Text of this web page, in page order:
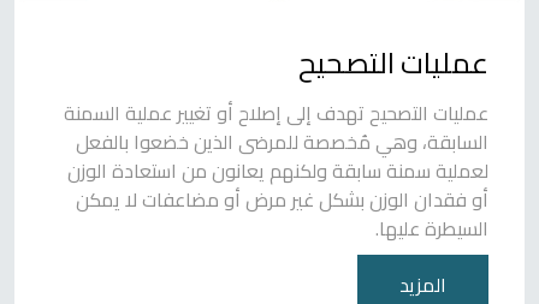
عمليات التصحيح
عمليات التصحيح تهدف إلى إصلاح أو تغيير عملية السمنة
السابقة، وهي مُخصصة للمرضى الذين خضعوا بالفعل
لعملية سمنة سابقة ولكنهم يعانون من استعادة الوزن
أو فقدان الوزن بشكل غير مرض أو مضاعفات لا يمكن
السيطرة عليها.
المزيد